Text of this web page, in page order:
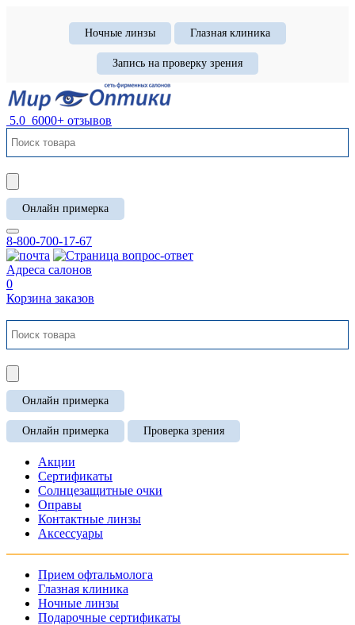
Ночные линзы Глазная клиника
Запись на проверку зрения
5.0 6000+ отзывов
Онлайн примерка
8-800-700-17-67
Адреса салонов
0
Корзина заказов
Онлайн примерка
Онлайн примерка Проверка зрения
Акции
Сертификаты
Солнцезащитные очки
Оправы
Контактные линзы
Аксессуары
Прием офтальмолога
Глазная клиника
Ночные линзы
Подарочные сертификаты